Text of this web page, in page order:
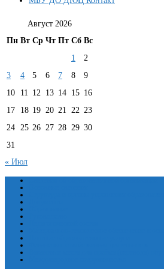
Август 2026
Пн Вт Ср Чт Пт Сб Вс
1
2
3
4 5 6 7 8
9
10
11 12 13 14 15 16
17
18 19 20 21 22 23
24 25 26 27 28 29 30
31
« Июл